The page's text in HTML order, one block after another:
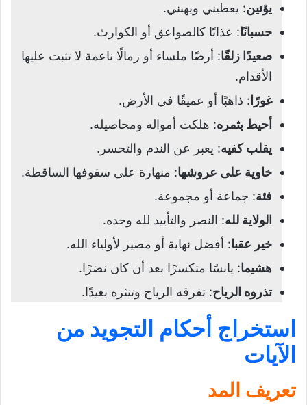
يؤتين: يعطيني ويهبني.
حسبانًا: عذابًا كالصواعق أو الكوارث.
صعيدًا زلقًا: أرضًا ملساء أو رمالًا ناعمة لا تثبت عليها
الأقدام.
غورًا : ذاهبًا أو عميقًا في الأرض.
أحيط بثمره: هلكت أمواله ومحاصيله.
يقلب كفيه: يعبر عن الندم والتحسر.
خاوية على عروشها: منهارة على سقوفها الساقطة.
فئة: جماعة أو مجموعة.
الولاية لله: النصر والتأييد لله وحده.
خير عقبا: أفضل نهاية أو مصير لأولياء الله.
هشيما: يابسًا متكسرًا بعد أن كان نضرًا.
تذروه الرياح: تفرقه الرياح وتنثره بعيدًا.
استخراج أحكام التجويد من
الآيات
تعريف المد